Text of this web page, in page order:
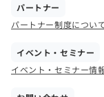
パートナー
パートナー制度につい
イベント・セミナー
イベント・セミナー情